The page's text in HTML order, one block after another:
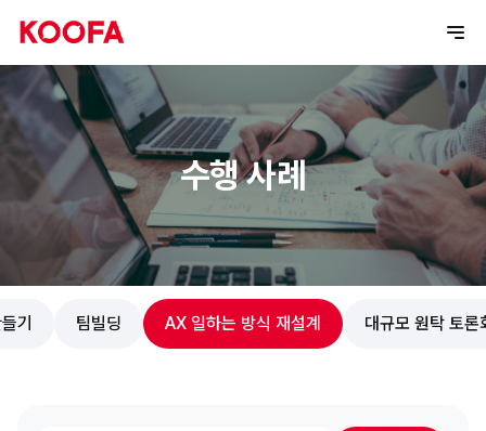
수행 사례
기 팀빌딩 AX 일하는 방식 재설계 대규모 원탁 토론